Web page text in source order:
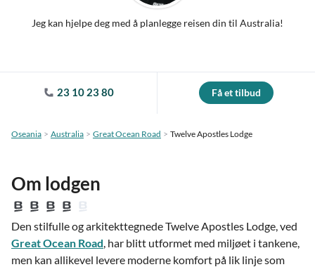
Jeg kan hjelpe deg med å planlegge reisen din til Australia!
23 10 23 80 Få et tilbud
Oseania Australia Great Ocean Road Twelve Apostles Lodge
Om lodgen
Den stilfulle og arkitekttegnede Twelve Apostles Lodge, ved
Great Ocean Road, har blitt utformet med miljøet i tankene,
men kan allikevel levere moderne komfort på lik linje som